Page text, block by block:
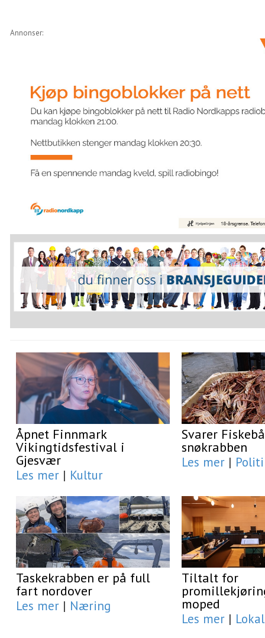
Annonser:
Åpnet Finnmark
Vikingtidsfestival i
Gjesvær
Les mer | Kultur
Svarer
snøkrabben
Les mer |
Taskekrabben er på full
fart nordover
Les mer | Næring
Tiltalt for
moped
Les mer | Lokal